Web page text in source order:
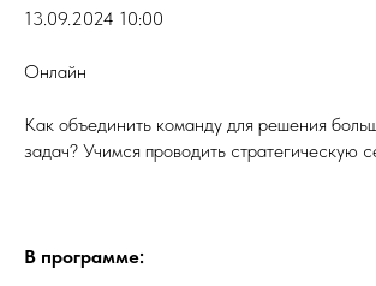
13.09.2024 10:00
Онлайн
Как объединить команду для решения
задач? Учимся проводить стратегическую
В программе: